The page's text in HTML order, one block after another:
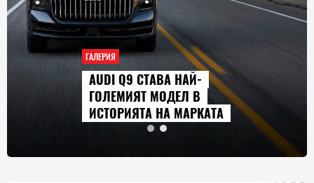
ГАЛЕРИЯ
AUDI Q9 СТАВА НАЙ-
ГОЛЕМИЯТ МОДЕЛ В
ИСТОРИЯТА НА МАРКАТА